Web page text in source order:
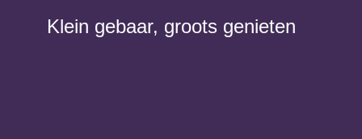
Klein gebaar, groots genieten